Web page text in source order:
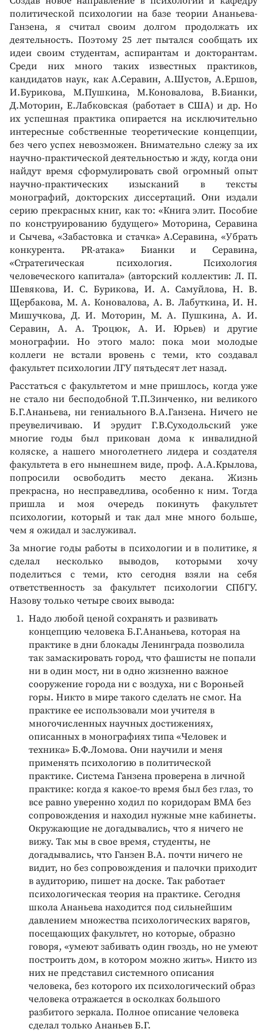
политической психологии на базе теории Ананьева-
Ганзена, я считал своим долгом продолжать их
деятельность. Поэтому 25 лет пытался сообщать их
идеи своим студентам, аспирантам и докторантам.
Среди них много таких известных практиков,
кандидатов наук, как А.Серавин, А.Шустов, А.Ершов,
И.Бурикова, М.Пушкина, М.Коновалова, В.Бианки,
Д.Моторин, Е.Лабковская (работает в США) и др. Но
их успешная практика опирается на исключительно
интересные собственные теоретические концепции,
без чего успех невозможен. Внимательно слежу за их
научно-практической деятельностью и жду, когда они
найдут время сформулировать свой огромный опыт
научно-практических изысканий в тексты
монографий, докторских диссертаций. Они издали
серию прекрасных книг, как то: «Книга элит. Пособие
по конструированию будущего» Моторина, Серавина
и Сычева, «Забастовка и стачка» А.Серавина, «Убрать
конкурента. PR-атака» Бианки и Серавина,
«Стратегическая психология. Психология
человеческого капитала» (авторский коллектив: Л. П.
Шевякова, И. С. Бурикова, И. А. Самуйлова, Н. В.
Щербакова, М. А. Коновалова, А. В. Лабуткина, И. Н.
Мишучкова, Д. И. Моторин, М. А. Пушкина, А. И.
Серавин, А. А. Троцюк, А. И. Юрьев) и другие
монографии. Но этого мало: пока мои молодые
коллеги не встали вровень с теми, кто создавал
факультет психологии ЛГУ пятьдесят лет назад.
Расстаться с факультетом и мне пришлось, когда уже
не стало ни бесподобной Т.П.Зинченко, ни великого
Б.Г.Ананьева, ни гениального В.А.Ганзена. Ничего не
преувеличиваю. И эрудит Г.В.Суходольский уже
многие годы был прикован дома к инвалидной
коляске, а нашего многолетнего лидера и создателя
факультета в его нынешнем виде, проф. А.А.Крылова,
попросили освободить место декана. Жизнь
прекрасна, но несправедлива, особенно к ним. Тогда
пришла и моя очередь покинуть факультет
психологии, который и так дал мне много больше,
чем я ожидал и заслуживал.
За многие годы работы в психологии и в политике, я
сделал несколько выводов, которыми хочу
поделиться с теми, кто сегодня взяли на себя
ответственность за факультет психологии СПбГУ.
Назову только четыре своих вывода:
Надо любой ценой сохранять и развивать
концепцию человека Б.Г.Ананьева, которая на
практике в дни блокады Ленинграда позволила
так замаскировать город, что фашисты не попали
ни в один мост, ни в одно жизненно важное
сооружение города ни с воздуха, ни с Вороньей
горы. Никто в мире такого сделать не смог. На
практике ее использовали мои учителя в
многочисленных научных достижениях,
описанных в монографиях типа «Человек и
техника» Б.Ф.Ломова. Они научили и меня
применять психологию в политической
практике. Система Ганзена проверена в личной
практике: когда я какое-то время был без глаз, то
все равно уверенно ходил по коридорам ВМА без
сопровождения и находил нужные мне кабинеты.
Окружающие не догадывались, что я ничего не
вижу. Так мы в свое время, студенты, не
догадывались, что Ганзен В.А. почти ничего не
видит, но без сопровождения и палочки приходит
в аудиторию, пишет на доске. Так работает
психологическая теория на практике. Сегодня
школа Ананьева находится под сильнейшим
давлением множества психологических варягов,
посещающих факультет, но которые, образно
говоря, «умеют забивать один гвоздь, но не умеют
построить дом, в котором можно жить». Никто из
них не представил системного описания
человека, без которого их психологический образ
человека отражается в осколках большого
разбитого зеркала. Полное описание человека
сделал только Ананьев Б.Г.